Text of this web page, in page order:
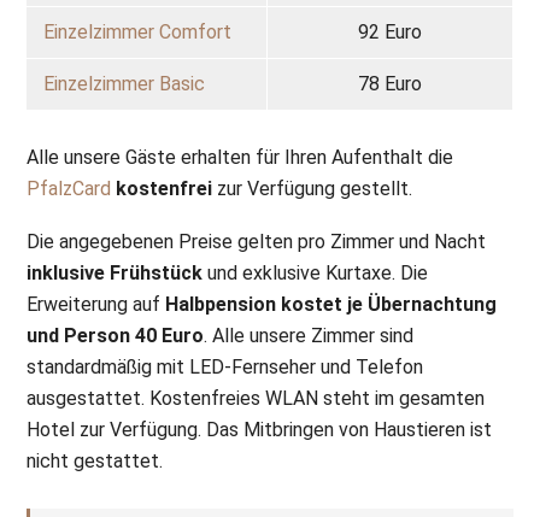
Einzelzimmer Comfort 92 Euro
Einzelzimmer Basic 78 Euro
Alle unsere Gäste erhalten für Ihren Aufenthalt die
PfalzCard kostenfrei zur Verfügung gestellt.
Die angegebenen Preise gelten pro Zimmer und Nacht
inklusive Frühstückund exklusive Kurtaxe. Die
Erweiterung auf Halbpension kostet je Übernachtung
und Person 40 Euro. Alle unsere Zimmer sind
standardmäßig mit LED-Fernseher und Telefon
ausgestattet. Kostenfreies WLAN steht im gesamten
Hotel zur Verfügung. Das Mitbringen von Haustieren ist
nicht gestattet.